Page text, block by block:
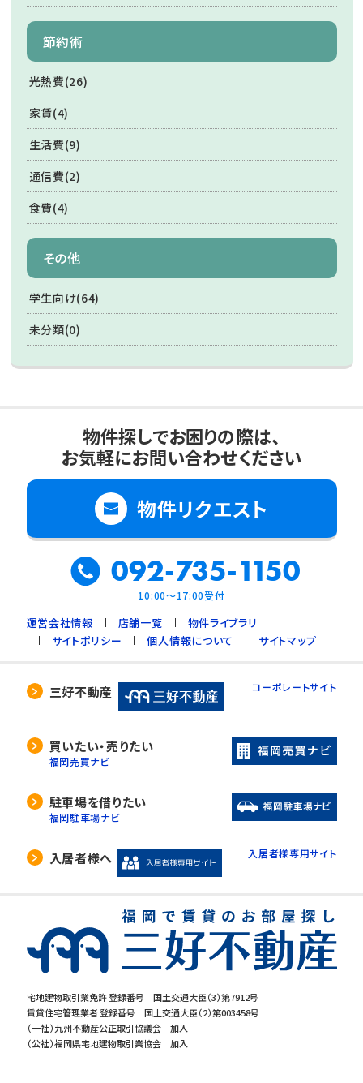
節約術
光熱費(26)
家賃(4)
生活費(9)
通信費(2)
食費(4)
その他
学生向け(64)
未分類(0)
宅地建物取引業免許 登録番号 国土交通大臣（3）第7912号
賃貸住宅管理業者 登録番号 国土交通大臣（2）第003458号
（一社）九州不動産公正取引協議会 加入
（公社）福岡県宅地建物取引業協会 加入
物件探しでお困りの際は、
お気軽にお問い合わせください
物件リクエスト
092-735-1150
10:00～17:00受付
運営会社情報 店舗一覧
物件ライブラリ
サイトポリシー
個人情報について サイトマップ
三好不動産 コーポレートサイト
買いたい・売りたい
福岡売買ナビ
駐車場を借りたい
福岡駐車場ナビ
入居者様へ 入居者様専用サイト